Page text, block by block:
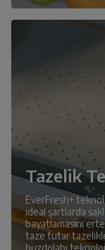
Tazelik
EverFresh+
ideal şartlarda
bayatlamasını
taze tutar
buzdolabı